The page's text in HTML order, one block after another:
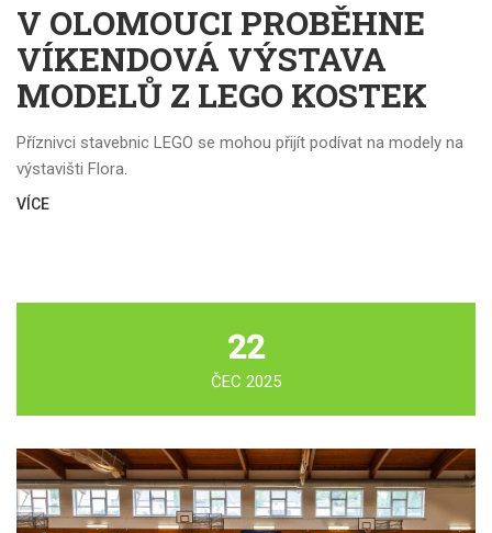
V OLOMOUCI PROBĚHNE
VÍKENDOVÁ VÝSTAVA
MODELŮ Z LEGO KOSTEK
Příznivci stavebnic LEGO se mohou přijít podívat na modely na
výstavišti Flora.
VÍCE
22
ČEC 2025